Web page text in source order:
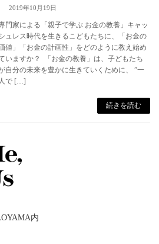
2019年10月19日
門家による「親子で学ぶ お金の教養」キャッ
ュレス時代を生きるこどもたちに、「お金の
値」「お金の計画性」をどのように教え始め
いますか？ 「お金の教養」は、子どもたち
自分の未来を豊かに生きていくために、 ”一
人で […]
続きを読む
内